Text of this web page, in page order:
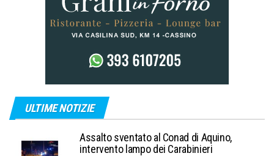
ULTIME NOTIZIE
Assalto sventato al Conad di Aquino,
intervento lampo dei Carabinieri